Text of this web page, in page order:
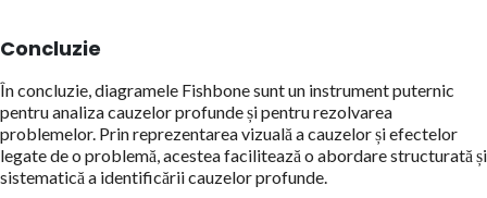
Concluzie
În concluzie, diagramele Fishbone sunt un instrument puternic
pentru analiza cauzelor profunde și pentru rezolvarea
problemelor. Prin reprezentarea vizuală a cauzelor și efectelor
legate de o problemă, acestea facilitează o abordare structurată și
sistematică a identificării cauzelor profunde.